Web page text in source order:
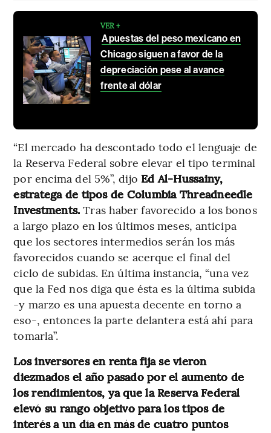
VER +
Apuestas del peso mexicano en
Chicago siguen a favor de la
depreciación pese al avance
frente al dólar
“El mercado ha descontado todo el lenguaje de
la Reserva Federal sobre elevar el tipo terminal
por encima del 5%”, dijo Ed Al-Hussainy,
estratega de tipos de Columbia Threadneedle
Investments. Tras haber favorecido a los bonos
a largo plazo en los últimos meses, anticipa
que los sectores intermedios serán los más
favorecidos cuando se acerque el final del
ciclo de subidas. En última instancia, “una vez
que la Fed nos diga que ésta es la última subida
-y marzo es una apuesta decente en torno a
eso-, entonces la parte delantera está ahí para
tomarla”.
Los inversores en renta fija se vieron
diezmados el año pasado por el aumento de
los rendimientos, ya que la Reserva Federal
elevó su rango objetivo para los tipos de
interés a un día en más de cuatro puntos